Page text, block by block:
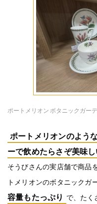
ポートメリオン ボタニックガー
ポートメリオンのよう
ーで飲めたらさぞ美味
そうびさんの実店舗で商品
トメリオンのボタニックガ
容量もたっぷり で、たく